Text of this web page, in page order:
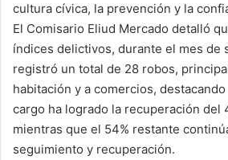
cultura cívica, la prevención y la
El Comisario Eliud Mercado detalló
índices delictivos, durante el mes de
registró un total de 28 robos,
habitación y a comercios,
cargo ha logrado la recuperación del
mientras que el 54% restante
seguimiento y recuperación.